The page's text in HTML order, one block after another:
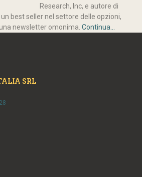
Research, Inc, e autore di
best seller nel settore delle opzioni,
newsletter omonima. Continua...
SRL